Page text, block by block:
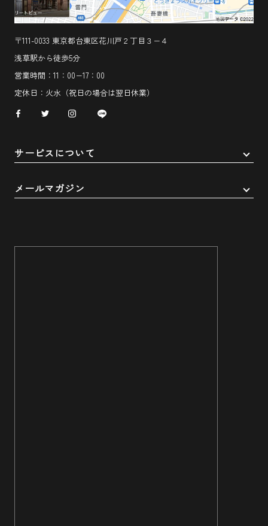
〒111-0033 東京都台東区花川戸２丁目３−４
浅草駅から徒歩5分
営業時間：11：00−17：00
定休日：火水（祝日の場合は翌日休業）
サービスについて
メールマガジン